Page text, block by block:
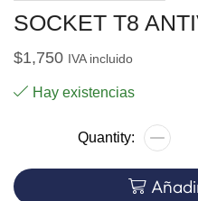
SOCKET T8
$1,750 IVA incluido
Hay existencias